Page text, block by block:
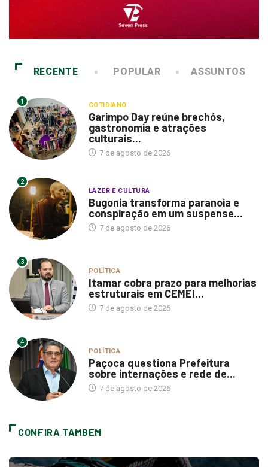
RECENTE POPULAR ASSUNTOS
1 COTIDIANO
Garimpo Day reúne brechós,
gastronomia e atrações
culturais...
7 de agosto de 2026
2
LAZER E CULTURA
Bugonia transforma paranoia e
conspiração em um suspense...
7 de agosto de 2026
3
POLÍTICA
Itamar cobra prazo para melhorias
estruturais em CEMEI...
7 de agosto de 2026
4
POLÍTICA
Paçoca questiona Prefeitura
sobre internações e rede de...
7 de agosto de 2026
CONFIRA TAMBEM